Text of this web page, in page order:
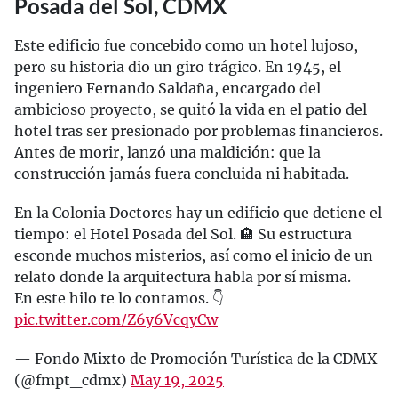
Posada del Sol, CDMX
Este edificio fue concebido como un hotel lujoso,
pero su historia dio un giro trágico. En 1945, el
ingeniero Fernando Saldaña, encargado del
ambicioso proyecto, se quitó la vida en el patio del
hotel tras ser presionado por problemas financieros.
Antes de morir, lanzó una maldición: que la
construcción jamás fuera concluida ni habitada.
En la Colonia Doctores hay un edificio que detiene el
tiempo: el Hotel Posada del Sol. 🏨 Su estructura
esconde muchos misterios, así como el inicio de un
relato donde la arquitectura habla por sí misma.
En este hilo te lo contamos. 👇
pic.twitter.com/Z6y6VcqyCw
— Fondo Mixto de Promoción Turística de la CDMX
(@fmpt_cdmx) May 19, 2025